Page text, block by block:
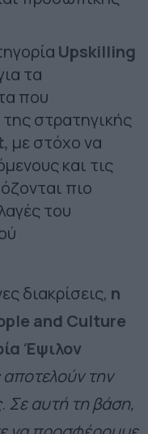
Upskilling
τα
που
στρατηγικής
με στόχο να
και τις
πιο
του
διακρίσεις, η
and Culture
Έψιλον
την
Σε αυτή τη βάση,